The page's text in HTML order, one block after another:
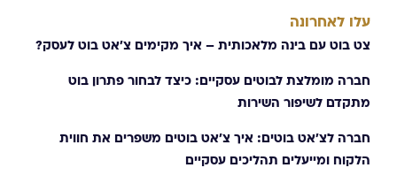
עלו לאחרונה
צט בוט עם בינה מלאכותית – איך מקימים צ׳אט בוט לעסק?
חברה מומלצת לבוטים עסקיים: כיצד לבחור פתרון בוט
מתקדם לשיפור השירות
חברה לצ׳אט בוטים: איך צ'אט בוטים משפרים את חווית
הלקוח ומייעלים תהליכים עסקיים